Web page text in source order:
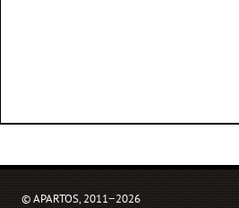
© APARTOS, 2011−2026